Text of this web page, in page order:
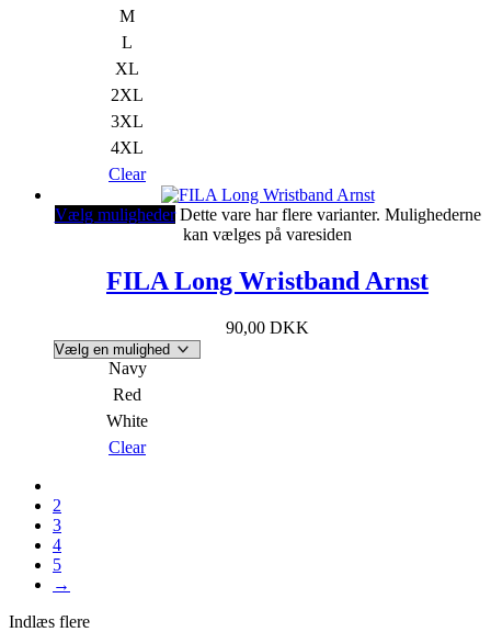
M
L
XL
2XL
3XL
4XL
Clear
Vælg muligheder Dette vare har flere varianter. Mulighederne
kan vælges på varesiden
FILA Long Wristband Arnst
90,00 DKK
Navy
Red
White
Clear
2
3
4
5
→
Indlæs flere